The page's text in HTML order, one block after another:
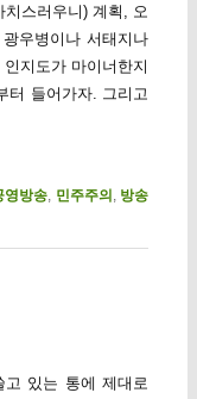
스러우니) 계획, 오
우병이나 서태지나
지도가 마이너한지
터 들어가자. 그리고
영방송, 민주주의 , 방송
있는 통에 제대로